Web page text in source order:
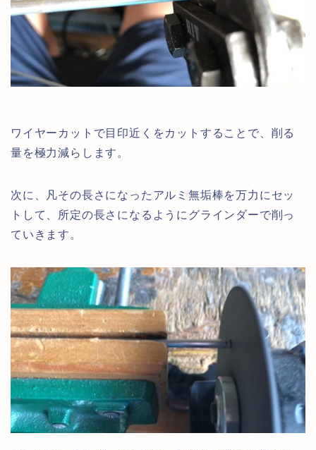
ワイヤーカットで目印近くをカットすることで、削る
量を極力減らします。
次に、凡その長さになったアルミ無垢棒を万力にセッ
トして、所定の長さになるようにグラインダーで削っ
ていきます。